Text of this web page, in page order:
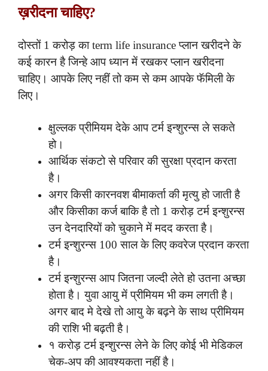
ख़रीदना चाहिए?
दोस्तों 1 करोड़ का term life insurance प्लान खरीदने के
कई कारन है जिन्हे आप ध्यान में रखकर प्लान खरीदना
चाहिए। आपके लिए नहीं तो कम से कम आपके फॅमिली के
लिए।
क्षुल्लक प्रीमियम देके आप टर्म इन्शुरन्स ले सकते
हो।
आर्थिक संकटो से परिवार की सुरक्षा प्रदान करता
है।
अगर किसी कारनवश बीमाकर्ता की मृत्यु हो जाती है
और किसीका कर्ज बाकि है तो 1 करोड़ टर्म इन्शुरन्स
उन देनदारियों को चुकाने में मदद करता है।
टर्म इन्शुरन्स 100 साल के लिए कवरेज प्रदान करता
है।
टर्म इन्शुरन्स आप जितना जल्दी लेते हो उतना अच्छा
होता है। युवा आयु में प्रीमियम भी कम लगती है।
अगर बाद मे देखे तो आयु के बढ़ने के साथ प्रीमियम
की राशि भी बढ़ती है।
१ करोड़ टर्म इन्शुरन्स लेने के लिए कोई भी मेडिकल
चेक-अप की आवश्यकता नहीं है।